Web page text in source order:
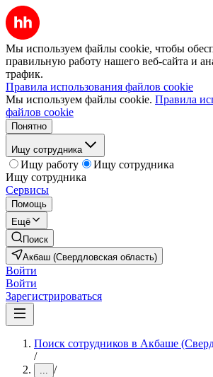
Мы используем файлы cookie, чтобы
правильную работу нашего веб-сайта и
трафик.
Правила использования файлов cookie
Мы используем файлы cookie. Правила
файлов cookie
Понятно
Ищу сотрудника
Ищу работу
Ищу сотрудника
Ищу сотрудника
Сервисы
Помощь
Ещё
Поиск
Акбаш (Свердловская область)
Войти
Войти
Зарегистрироваться
Поиск сотрудников в Акбаше
/
... /